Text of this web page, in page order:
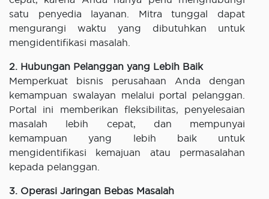
satu penyedia layanan. Mitra tunggal dapat
mengurangi waktu yang dibutuhkan untuk
mengidentifikasi masalah.
2. Hubungan Pelanggan yang Lebih Baik
Memperkuat bisnis perusahaan Anda dengan
kemampuan swalayan melalui portal pelanggan.
Portal ini memberikan fleksibilitas, penyelesaian
masalah lebih cepat, dan mempunyai
kemampuan yang lebih baik untuk
mengidentifikasi kemajuan atau permasalahan
kepada pelanggan.
3. Operasi Jaringan Bebas Masalah